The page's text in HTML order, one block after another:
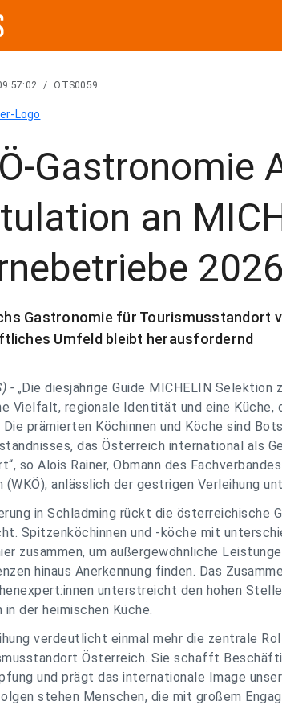
/ OTS0059
Gastronomie
an
Gastronomie für Tourismusstandort
Umfeld bleibt herausfordernd
- „Die diesjährige Guide MICHELIN
Vielfalt, regionale Identität und eine
prämierten Köchinnen und Köche sind
das Österreich international als
so Alois Rainer, Obmann des
(WKÖ), anlässlich der gestrigen Verleihung
in Schladming rückt die österreichische
Spitzenköchinnen und -köche mit
zusammen, um außergewöhnliche
hinaus Anerkennung finden. Das
unterstreicht den hohen
in der heimischen Küche.
verdeutlicht einmal mehr die zentrale
Österreich. Sie schafft
und prägt das internationale Image
stehen Menschen, die mit großem